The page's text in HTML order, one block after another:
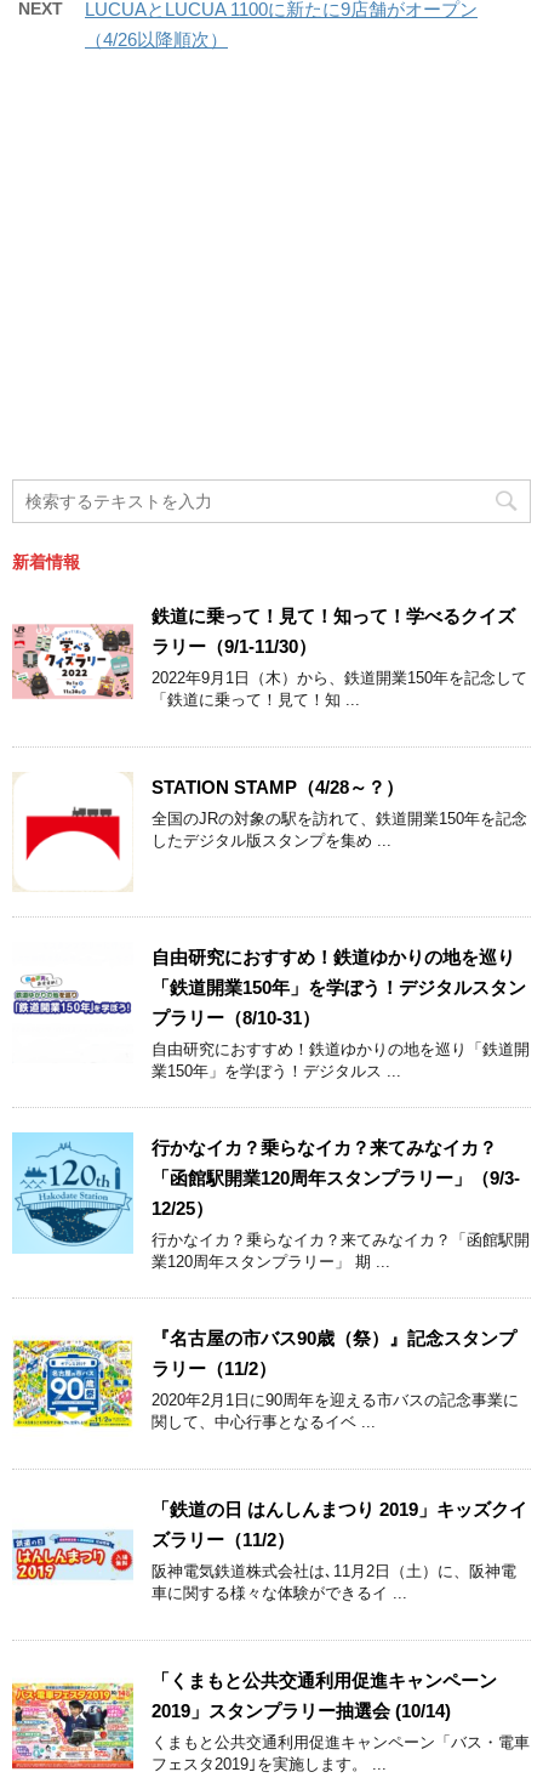
NEXT
LUCUAとLUCUA 1100に新たに9店舗がオープン
（4/26以降順次）
新着情報
鉄道に乗って！見て！知って！学べるクイズ
ラリー（9/1-11/30）
2022年9月1日（木）から、鉄道開業150年を記念して
「鉄道に乗って！見て！知 ...
STATION STAMP（4/28～？）
全国のJRの対象の駅を訪れて、鉄道開業150年を記念
したデジタル版スタンプを集め ...
自由研究におすすめ！鉄道ゆかりの地を巡り
「鉄道開業150年」を学ぼう！デジタルスタン
プラリー（8/10-31）
自由研究におすすめ！鉄道ゆかりの地を巡り「鉄道開
業150年」を学ぼう！デジタルス ...
行かなイカ？乗らなイカ？来てみなイカ？
「函館駅開業120周年スタンプラリー」（9/3-
12/25）
行かなイカ？乗らなイカ？来てみなイカ？「函館駅開
業120周年スタンプラリー」 期 ...
『名古屋の市バス90歳（祭）』記念スタンプ
ラリー（11/2）
2020年2月1日に90周年を迎える市バスの記念事業に
関して、中心行事となるイベ ...
「鉄道の日 はんしんまつり 2019」キッズクイ
ズラリー（11/2）
阪神電気鉄道株式会社は､11月2日（土）に、阪神電
車に関する様々な体験ができるイ ...
「くまもと公共交通利用促進キャンペーン
2019」スタンプラリー抽選会 (10/14)
くまもと公共交通利用促進キャンペーン「バス・電車
フェスタ2019｣を実施します。 ...